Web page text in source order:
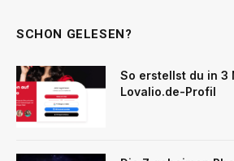
SCHON GELESEN?
So erstellst du in 3
Lovalio.de-Profil